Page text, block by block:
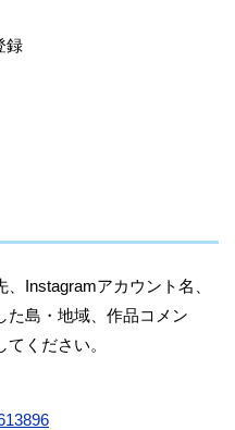
録
Instagramアカウント名、
た島・地域、作品コメン
ください。